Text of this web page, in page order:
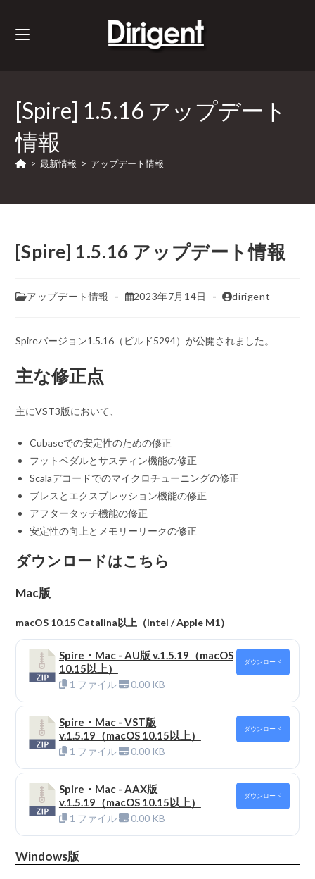
[Spire] 1.5.16 アップデート
情報
> 最新情報 > アップデート情報
[Spire] 1.5.16 アップデート情報
アップデート情報 2023年7月14日 dirigent
Spireバージョン1.5.16（ビルド5294）が公開されました。
主な修正点
主にVST3版において、
Cubaseでの安定性のための修正
フットペダルとサスティン機能の修正
Scalaデコードでのマイクロチューニングの修正
ブレスとエクスプレッション機能の修正
アフタータッチ機能の修正
安定性の向上とメモリーリークの修正
ダウンロードはこちら
Mac版
macOS 10.15 Catalina以上（Intel / Apple M1）
Spire・Mac - AU版 v.1.5.19（macOS
10.15以上）
1 ファイル 0.00 KB
ダウンロード
Spire・Mac - VST版
v.1.5.19（macOS 10.15以上）
1 ファイル 0.00 KB
ダウンロード
Spire・Mac - AAX版
v.1.5.19（macOS 10.15以上）
1 ファイル 0.00 KB
ダウンロード
Windows版